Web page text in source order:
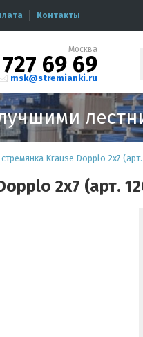
Контакты
Москва
727 69 69
msk@stremianki.ru
Krause Dopplo 2x7
2x7 (арт.